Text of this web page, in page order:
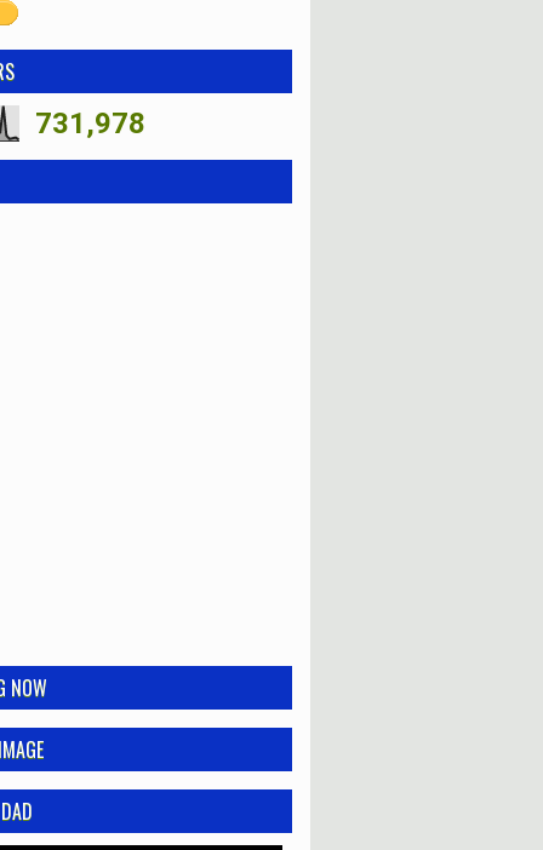
731,978
NOW